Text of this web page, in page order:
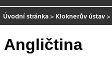
Úvodní stránka > Kloknerův ústav >
Angličtina